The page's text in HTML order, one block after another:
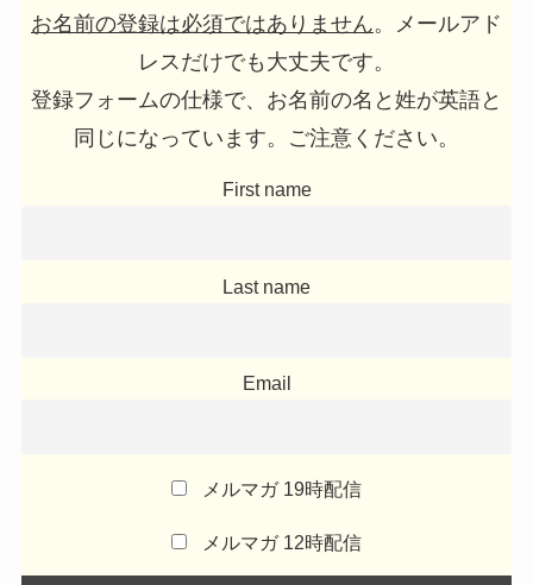
お名前の登録は必須ではありません。メールアド
レスだけでも大丈夫です。
登録フォームの仕様で、お名前の名と姓が英語と
同じになっています。ご注意ください。
First name
Last name
Email
メルマガ 19時配信
メルマガ 12時配信